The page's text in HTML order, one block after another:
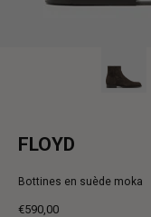
FLOYD
Bottines en suède moka
€590,00